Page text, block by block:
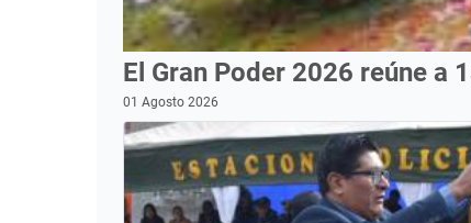
El Gran Poder 2026 reúne a
01 Agosto 2026